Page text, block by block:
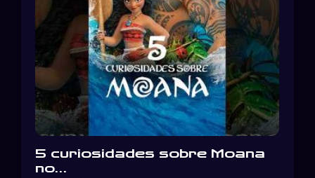
5 curiosidades sobre Moana
no…